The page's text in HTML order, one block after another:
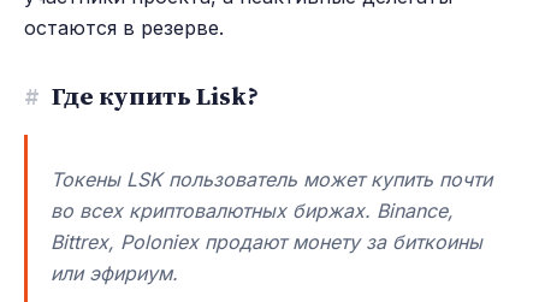
остаются в резерве.
# Где купить Lisk?
Токены LSK пользователь может купить почти
во всех криптовалютных биржах. Binance,
Bittrex, Poloniex продают монету за биткоины
или эфириум.